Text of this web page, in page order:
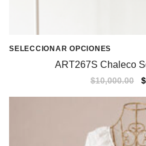
SELECCIONAR OPCIONES
ART267S Chaleco
$10,000.00 $